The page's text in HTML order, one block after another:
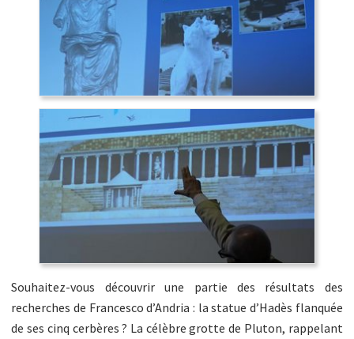
Souhaitez-vous découvrir une partie des résultats des
recherches de Francesco d’Andria : la statue d’Hadès flanquée
de ses cinq cerbères ? La célèbre grotte de Pluton, rappelant